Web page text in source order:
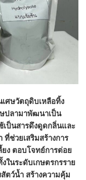
เศษวัตถุดิบเหลือทิ้ง
ษปลามาพัฒนาเป็น
เป็นสารดึงดูดกลิ่นและ
ช่วยเสริมสร้างการ
ยง ตอบโจทย์การต่อย
ในระดับเกษตรกรราย
สัตว์น้ำ สร้างความคุ้ม